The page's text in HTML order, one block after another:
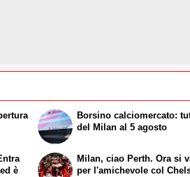
è
Borsino calciomercato:
del Milan al 5 agosto
Milan, ciao Perth. Ora si
per l'amichevole col